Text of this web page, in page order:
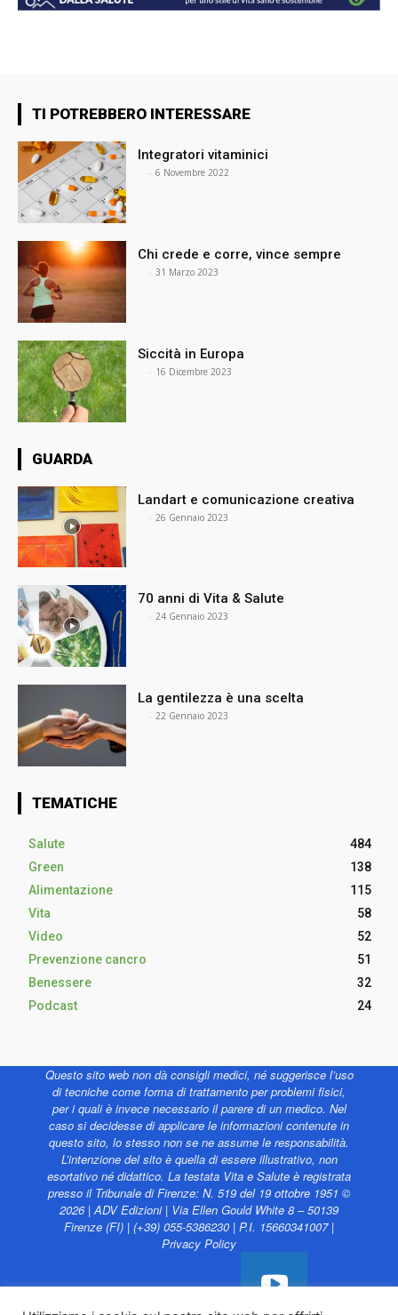
TI POTREBBERO INTERESSARE
Integratori vitaminici
- 6 Novembre 2022
Chi crede e corre, vince sempre
- 31 Marzo 2023
Siccità in Europa
- 16 Dicembre 2023
GUARDA
Landart e comunicazione creativa
- 26 Gennaio 2023
70 anni di Vita & Salute
- 24 Gennaio 2023
La gentilezza è una scelta
- 22 Gennaio 2023
TEMATICHE
Salute
484
Green
138
Alimentazione
115
Vita
58
Video
52
Prevenzione cancro
51
Benessere
32
Podcast
24
Questo sito web non dà consigli medici, né suggerisce l’uso
di tecniche come forma di trattamento per problemi fisici,
per i quali è invece necessario il parere di un medico. Nel
caso si decidesse di applicare le informazioni contenute in
questo sito, lo stesso non se ne assume le responsabilità.
L’intenzione del sito è quella di essere illustrativo, non
esortativo né didattico. La testata Vita e Salute è registrata
presso il Tribunale di Firenze: N. 519 del 19 ottobre 1951 ©
2026 | ADV Edizioni | Via Ellen Gould White 8 – 50139
Firenze (FI) | (+39) 055-5386230 | P.I. 15660341007 |
Privacy Policy